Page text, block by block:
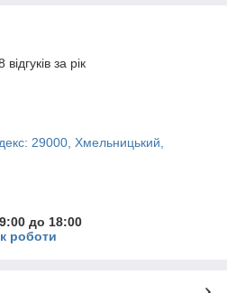
за рік
29000, Хмельницький,
до 18:00
роботи